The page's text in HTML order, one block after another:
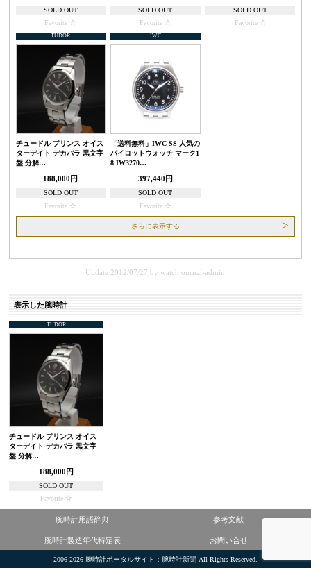
SOLD OUT
Favorite
SOLD OUT
Favorite
SOLD OUT
Favorite
TUDOR
チュードル プリンス オイス
ターデイト デカバラ 黒文字
盤 分解…
188,000円
SOLD OUT
Favorite
IWC
「送料無料」IWC SS 人気の
パイロットウォッチ マーク1
8 IW3270…
397,440円
SOLD OUT
Favorite
さらに表示する
Update 2012/07/27 bywatchjournal-admin
表示した腕時計
TUDOR
チュードル プリンス オイス
ターデイト デカバラ 黒文字
盤 分解…
188,000円
SOLD OUT
Favorite
腕時計用語辞典 参考文献
腕時計製造年代特定表 お問い合せ
2006-2026 腕時計ポータルサイト：腕時計新聞 All Rights Reserved.